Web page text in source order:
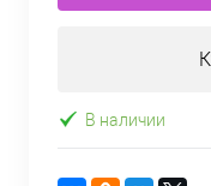
В наличии